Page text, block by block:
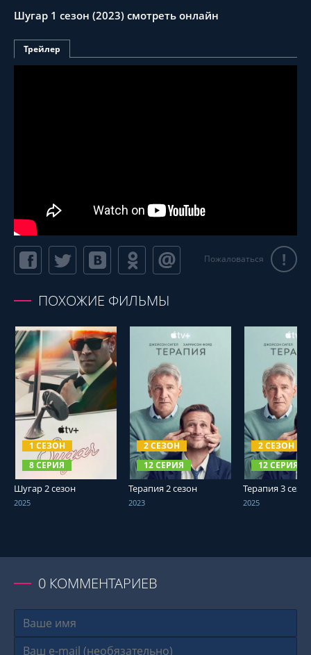
Шугар 1 сезон (2023) смотреть онлайн
Трейлер
Пожаловаться !
ПОХОЖИЕ ФИЛЬМЫ
1 СЕЗОН
8 СЕРИЯ
СМОТРЕТЬ ОНЛАЙН
Шугар 2 сезон
2025
2 СЕЗОН
12 СЕРИЯ
СМОТРЕТЬ ОНЛАЙН
Терапия 2 сезон
2023
2 СЕЗОН
12 СЕРИЯ
СМОТРЕТЬ
Терапия 3 сезон
2025
0 КОММЕНТАРИЕВ